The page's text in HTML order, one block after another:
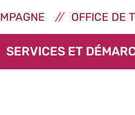
externes -
OFFICE DE
SERVICES ET